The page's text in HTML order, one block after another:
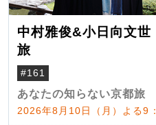
中村雅俊&小日向文
旅
#161
あなたの知らない京都旅
2026年8月10日（月）よる9